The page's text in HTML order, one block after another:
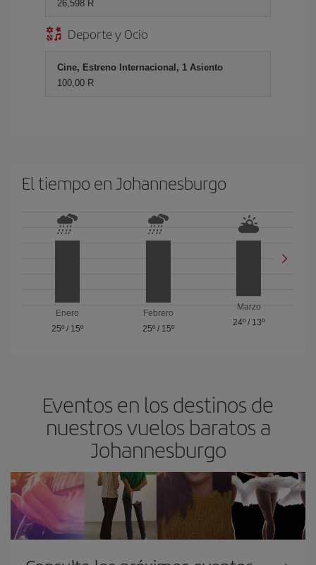
26,598 R
Deporte y Ocio
Cine, Estreno Internacional, 1 Asiento
100,00 R
El tiempo en Johannesburgo
Enero
25º/ 15º
Febrero
25º/ 15º
Marzo
24º / 13º
Eventos en los destinos de
nuestros vuelos baratos a
Johannesburgo